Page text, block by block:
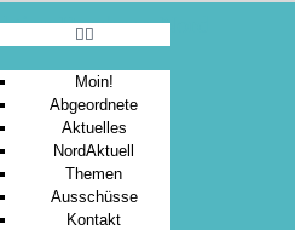
Moin!
Abgeordnete
Aktuelles
NordAktuell
Themen
Ausschüsse
Kontakt